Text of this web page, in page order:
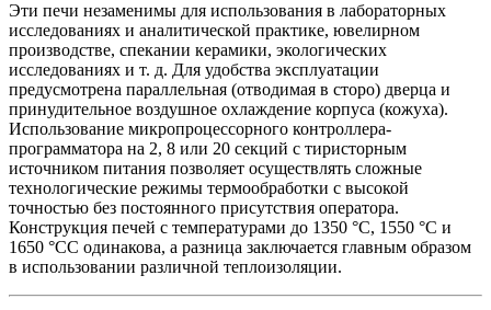
Эти печи незаменимы для использования в лабораторных
исследованиях и аналитической практике, ювелирном
производстве, спекании керамики, экологических
исследованиях и т. д. Для удобства эксплуатации
предусмотрена параллельная (отводимая в сторо) дверца и
принудительное воздушное охлаждение корпуса (кожуха).
Использование микропроцессорного контроллера-
программатора на 2, 8 или 20 секций с тиристорным
источником питания позволяет осуществлять сложные
технологические режимы термообработки с высокой
точностью без постоянного присутствия оператора.
Конструкция печей с температурами до 1350 °С, 1550 °С и
1650 °СС одинакова, а разница заключается главным образом
в использовании различной теплоизоляции.